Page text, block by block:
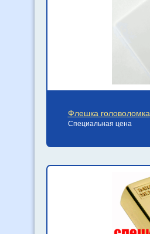
Флешка головоломка
Специальная цена